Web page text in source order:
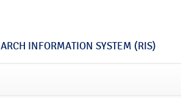
INFORMATION SYSTEM (RIS)